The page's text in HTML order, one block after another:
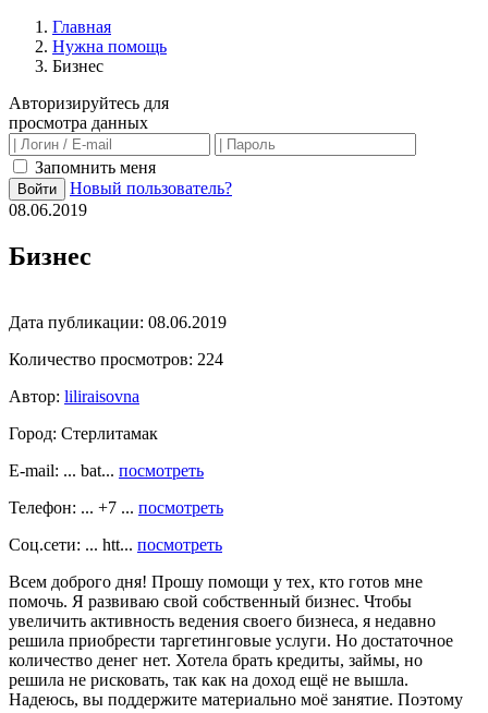
Главная
Нужна помощь
Бизнес
Авторизируйтесь для
просмотра данных
Запомнить меня
Войти
Новый пользователь?
08.06.2019
Бизнес
Дата публикации: 08.06.2019
Количество просмотров: 224
Автор: liliraisovna
Город: Стерлитамак
E-mail: ... bat... посмотреть
Телефон: ... +7 ... посмотреть
Соц.сети: ... htt... посмотреть
Всем доброго дня! Прошу помощи у тех, кто готов мне
помочь. Я развиваю свой собственный бизнес. Чтобы
увеличить активность ведения своего бизнеса, я недавно
решила приобрести таргетинговые услуги. Но достаточное
количество денег нет. Хотела брать кредиты, займы, но
решила не рисковать, так как на доход ещё не вышла.
Надеюсь, вы поддержите материально моё занятие. Поэтому